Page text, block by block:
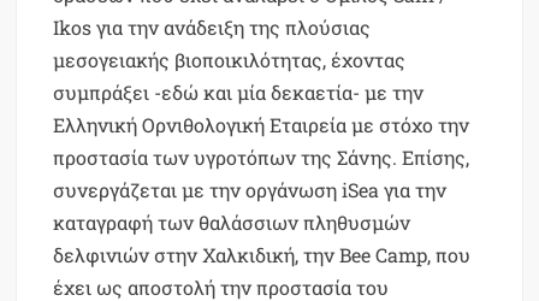
Ikos για την ανάδειξη της πλούσιας
μεσογειακής βιοποικιλότητας, έχοντας
συμπράξει -εδώ και μία δεκαετία- με την
Ελληνική Ορνιθολογική Εταιρεία με στόχο την
προστασία των υγροτόπων της Σάνης. Επίσης,
συνεργάζεται με την οργάνωση iSea για την
καταγραφή των θαλάσσιων πληθυσμών
δελφινιών στην Χαλκιδική, την Bee Camp, που
έχει ως αποστολή την προστασία του